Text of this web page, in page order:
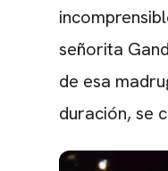
señorita
de esa
duración, se